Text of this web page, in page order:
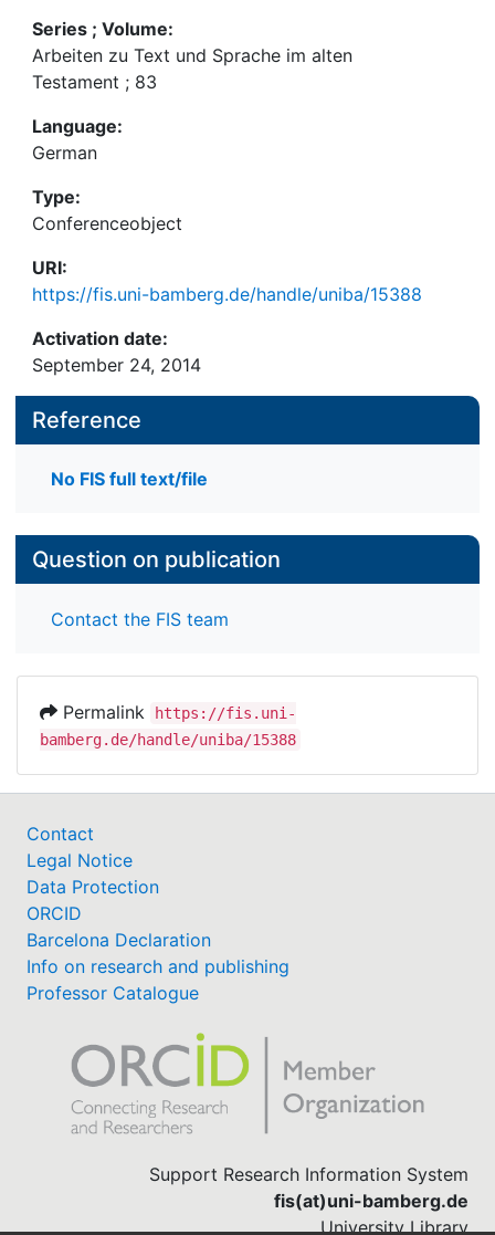
Series ; Volume:
Arbeiten zu Text und Sprache im alten
Testament ; 83
Language:
German
Type:
Conferenceobject
URI:
https://fis.uni-bamberg.de/handle/uniba/15388
Activation date:
September 24, 2014
Reference
No FIS full text/file
Question on publication
Contact the FIS team
Permalink
https://fis.uni-
bamberg.de/handle/uniba/15388
Contact
Legal Notice
Data Protection
ORCID
Barcelona Declaration
Info on research and publishing
Professor Catalogue
Support Research Information System
fis(at)uni-bamberg.de
University Library